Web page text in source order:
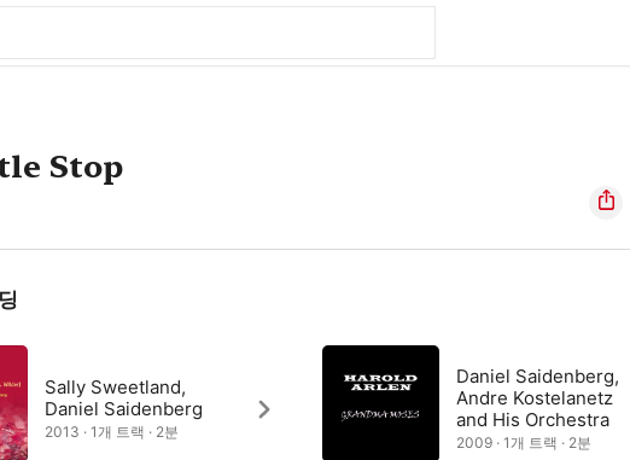
Stop
Sally Sweetland,
Daniel Saidenberg
2013 · 1개 트랙 · 2분
Daniel Saidenberg,
Andre Kostelanetz
and His Orchestra
2009 · 1개 트랙 · 2분